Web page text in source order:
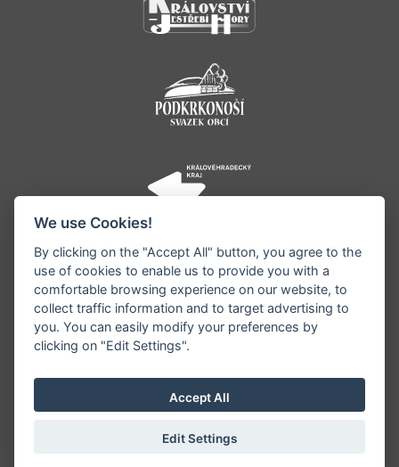
©1996 - 2026 Všechna práva vyhrazena serveru
zveřejňovaných informací a vyhrazuje si právo
informace editovat či odmítnout uveřejnění.
Sekce pro starosty|Nastavení cookies
We use Cookies!
By clicking on the "Accept All" button, you agree to the
use of cookies to enable us to provide you with a
comfortable browsing experience on our website, to
collect traffic information and to target advertising to
you. You can easily modify your preferences by
clicking on "Edit Settings".
Accept All
Edit Settings